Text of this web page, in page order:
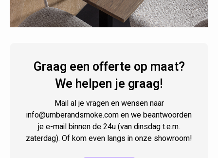
Graag een offerte op maat?
We helpen je graag!
Mail al je vragen en wensen naar
info@umberandsmoke.comen we beantwoorden
je e-mail binnen de 24u (van dinsdag t.e.m.
zaterdag). Of kom even langs in onze showroom!